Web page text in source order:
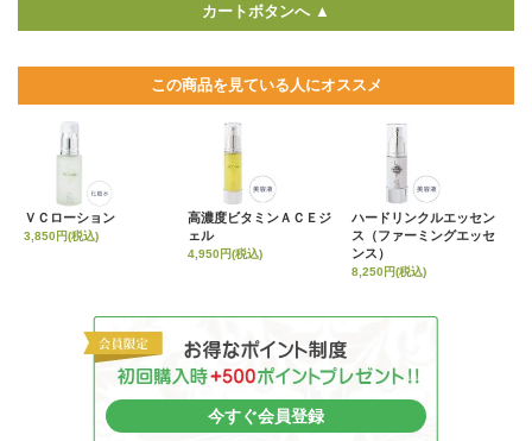
カートボタンへ ▲
この商品を見ている人にオススメ
ＶＣローション
3,850円(税込)
高濃度ビタミンＡＣＥジ
ェル
4,950円(税込)
ハードリンクルエッセン
ス（ファーミングエッセ
ンス）
8,250円(税込)
今すぐ会員登録